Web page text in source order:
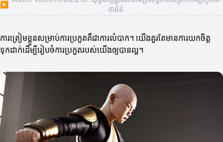
▶
ការ៉ាត់
ការត្រៀមខ្លួនសម្រាប់ការប្រកួតគឺជាការលំបាក។ យើងគួរតែមានការយកចិត្ត
ទុកដាក់ដើម្បីរៀបចំការប្រកួតរបស់យើងឲ្យបានល្អ។